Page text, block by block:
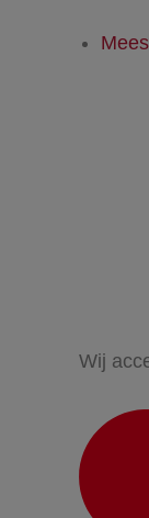
Wij